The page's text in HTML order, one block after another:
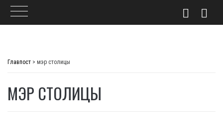
Главпост > мэр столицы
МЭР СТОЛИЦЫ